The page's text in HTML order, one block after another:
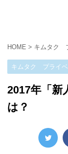
HOME > キムタク
キムタク プライベ
2017年「新
は？